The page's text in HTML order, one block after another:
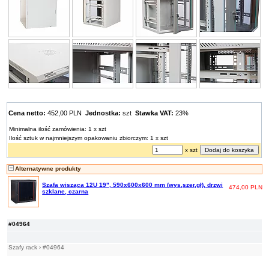
#04964
Szafy rack ›#04964
Cena netto: 452,00 PLNJednostka: sztStawka VAT: 23%
Minimalna ilość zamówienia: 1 x szt
Ilość sztuk w najmniejszym opakowaniu zbiorczym: 1 x szt
x szt
Alternatywne produkty
474,00 PLN
Szafa wisząca 12U 19", 590x600x600 mm (wys,szer,gł), drzwi
szklane, czarna